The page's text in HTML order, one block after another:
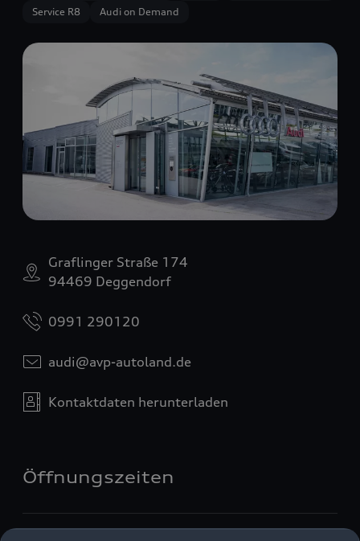
Service R8
Audi on Demand
Graflinger Straße 174
94469 Deggendorf
0991 290120
audi@avp-autoland.de
Kontaktdaten herunterladen
Öffnungszeiten